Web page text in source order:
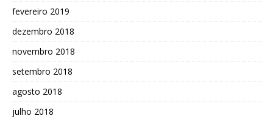
fevereiro 2019
dezembro 2018
novembro 2018
setembro 2018
agosto 2018
julho 2018